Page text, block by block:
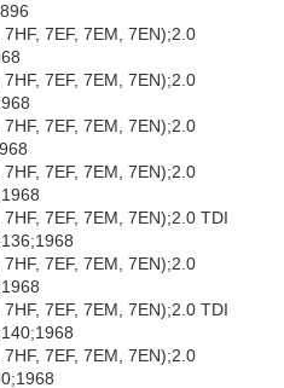
7EF, 7EM, 7EN);2.0
7EF, 7EM, 7EN);2.0
7EF, 7EM, 7EN);2.0
7EF, 7EM, 7EN);2.0
7EF, 7EM, 7EN);2.0 TDI
7EF, 7EM, 7EN);2.0
7EF, 7EM, 7EN);2.0 TDI
7EF, 7EM, 7EN);2.0